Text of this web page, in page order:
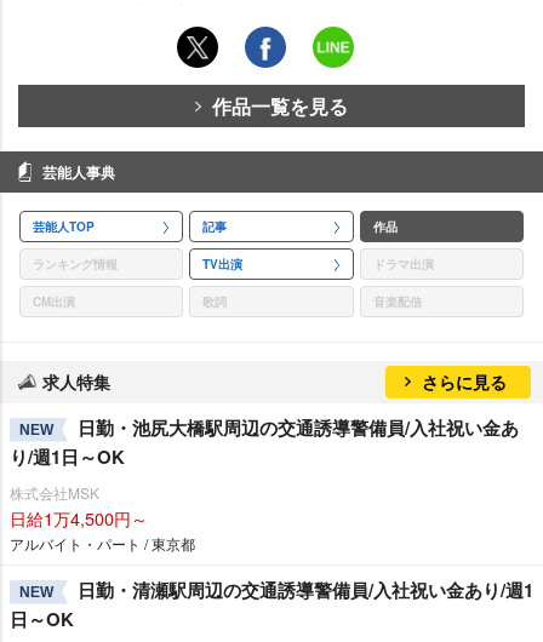
作品一覧を見る
芸能人事典
芸能人TOP 記事 作品
ランキング情報 TV出演 ドラマ出演
CM出演 歌詞 音楽配信
求人特集 さらに見る
NEW
日勤・池尻大橋駅周辺の交通誘導警備員/入社祝い金あ
り/週1日～OK
株式会社MSK
日給1万4,500円～
アルバイト・パート / 東京都
NEW
日勤・清瀬駅周辺の交通誘導警備員/入社祝い金あり/週1
日～OK